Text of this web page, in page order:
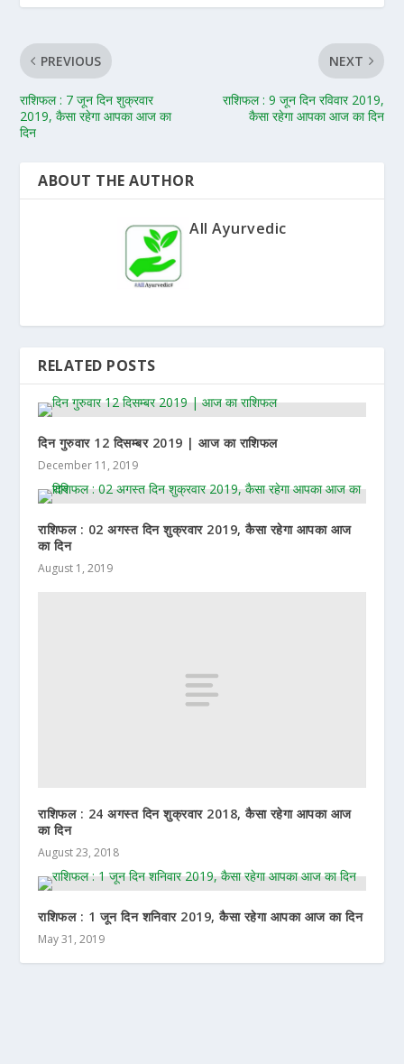
PREVIOUS
राशिफल : 7 जून दिन शुक्रवार
2019, कैसा रहेगा आपका आज का
दिन
NEXT
राशिफल : 9 जून दिन रविवार 2019,
कैसा रहेगा आपका आज का दिन
ABOUT THE AUTHOR
All Ayurvedic
RELATED POSTS
दिन गुरुवार 12 दिसम्बर 2019 | आज का राशिफल
December 11, 2019
राशिफल : 02 अगस्त दिन शुक्रवार 2019, कैसा रहेगा आपका आज
का दिन
August 1, 2019
राशिफल : 24 अगस्त दिन शुक्रवार 2018, कैसा रहेगा आपका आज
का दिन
August 23, 2018
राशिफल : 1 जून दिन शनिवार 2019, कैसा रहेगा आपका आज का दिन
May 31, 2019